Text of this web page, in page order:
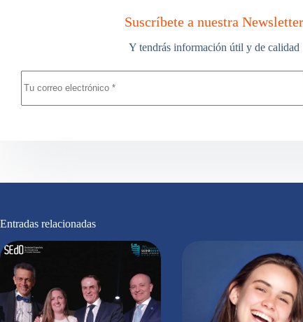
Suscríbete a nuestra Newsletter
Y tendrás información útil y de calidad
Entradas relacionadas